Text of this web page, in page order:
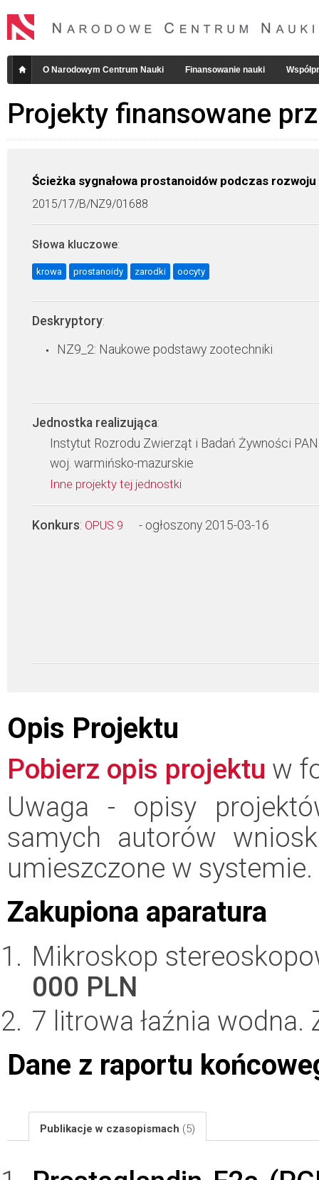
O Narodowym Centrum Nauki Finansowanie nauki
Projekty finansowane
Ścieżka sygnałowa prostanoidów podczas
2015/17/B/NZ9/01688
Słowa kluczowe:
krowa prostanoidy zarodki oocyty
Deskryptory:
NZ9_2: Naukowe podstawy zootechniki
Jednostka realizująca:
Instytut Rozrodu Zwierząt i Badań Żywności PAN
woj. warmińsko-mazurskie
Inne projekty tej jednostki
Konkurs: OPUS 9 - ogłoszony 2015-03-16
Opis Projektu
Pobierz opis projektu w
Uwaga - opisy
samych autorów
umieszczone w systemie.
Zakupiona aparatura
Mikroskop
000 PLN
7 litrowa łaźnia
Dane z raportu
Publikacje w czasopismach (5)